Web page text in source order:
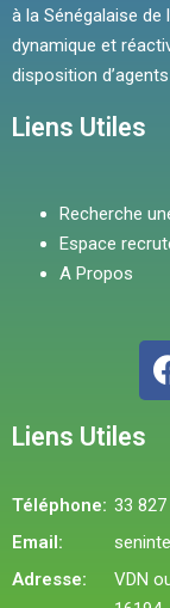
à la Sénégalaise
dynamique et
disposition
Liens Utiles
Recherche
Espace
A Propos
Liens Utiles
Téléphone: 33
Email:
Adresse:
VDN